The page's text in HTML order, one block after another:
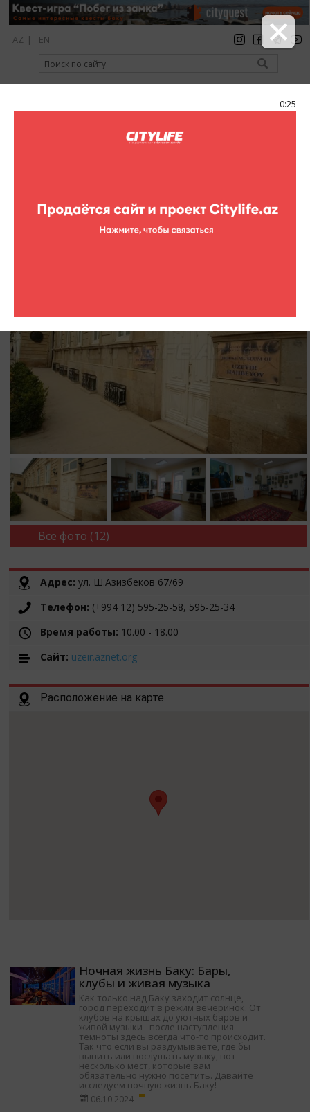
0:25
AZ | EN
регистрация вход Citylife Magazine
Гаджибекова
Дом-музей Узеира Гаджибекова
Все фото (12)
Адрес: ул. Ш.Азизбеков 67/69
Телефон: (+994 12) 595-25-58, 595-25-34
Время работы: 10.00 - 18.00
Cайт: uzeir.aznet.org
Расположение на карте
Ночная жизнь Баку: Бары,
клубы и живая музыка
Как только над Баку заходит солнце,
город переходит в режим вечеринок. От
клубов на крышах до уютных баров и
живой музыки - после наступления
темноты здесь всегда что-то происходит.
Так что если вы раздумываете, где бы
выпить или послушать музыку, вот
несколько мест, которые вам
обязательно нужно посетить. Давайте
исследуем ночную жизнь Баку!
06.10.2024